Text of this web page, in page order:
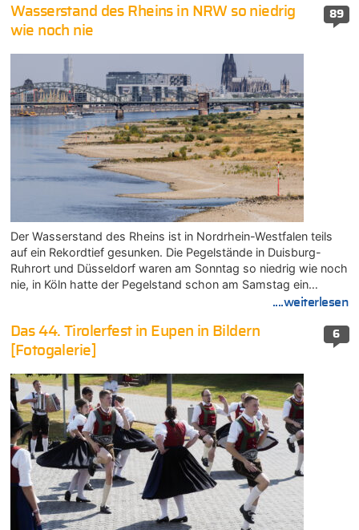
89
Wasserstand des Rheins in NRW so niedrig
wie noch nie
Der Wasserstand des Rheins ist in Nordrhein-Westfalen teils
auf ein Rekordtief gesunken. Die Pegelstände in Duisburg-
Ruhrort und Düsseldorf waren am Sonntag so niedrig wie noch
nie, in Köln hatte der Pegelstand schon am Samstag ein…
....weiterlesen
6
Das 44. Tirolerfest in Eupen in Bildern
[Fotogalerie]